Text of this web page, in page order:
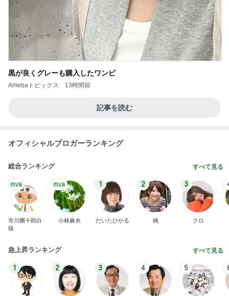
黒が良くグレーも購入したワンピ
Amebaトピックス 13時間前
記事を読む
オフィシャルブロガーランキング
総合ランキング すべて見る
市川團十郎白
猿
小林麻央
1
だいたひかる
2
桃
3
クロ
急上昇ランキング すべて見る
1 2 3 4 5